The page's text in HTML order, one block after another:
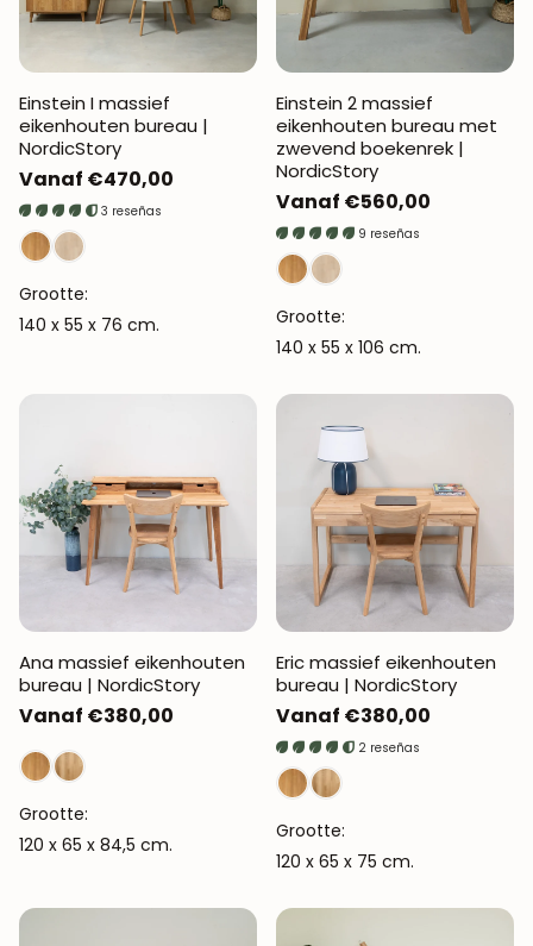
Einstein I massief
eikenhouten bureau |
NordicStory
Normale
prijs
Vanaf €470,00
3 reseñas
Grootte:
140 x 55 x 76 cm.
Einstein 2 massief
eikenhouten bureau met
zwevend boekenrek |
NordicStory
Normale
prijs
Vanaf €560,00
9 reseñas
Grootte:
140 x 55 x 106 cm.
Ana massief eikenhouten
bureau | NordicStory
Normale
prijs
Vanaf €380,00
Grootte:
120 x 65 x 84,5 cm.
Eric massief eikenhouten
bureau | NordicStory
Normale
prijs
Vanaf €380,00
2 reseñas
Grootte:
120 x 65 x 75 cm.